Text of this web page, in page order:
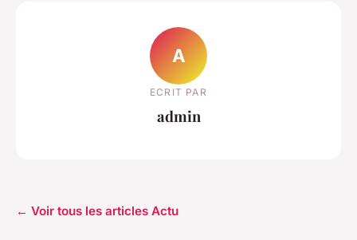
A
ECRIT PAR
admin
← Voir tous les articles Actu